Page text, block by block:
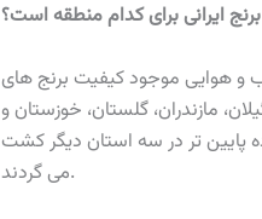
ایرانی برای کدام منطقه است؟
آب و هوایی موجود کیفیت برنج های
مازندران، گلستان، خوزستان و
پایین تر در سه استان دیگر کشت
می گردند.